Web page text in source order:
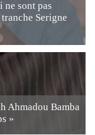
ne sont pas
Serigne
Ahmadou Bamba
»